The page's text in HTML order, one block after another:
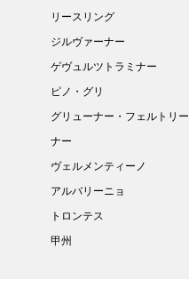
リースリング
ジルヴァーナー
ゲヴュルツトラミナー
ピノ・グリ
グリューナー・フェルトリー
ナー
ヴェルメンティーノ
アルバリーニョ
トロンテス
甲州